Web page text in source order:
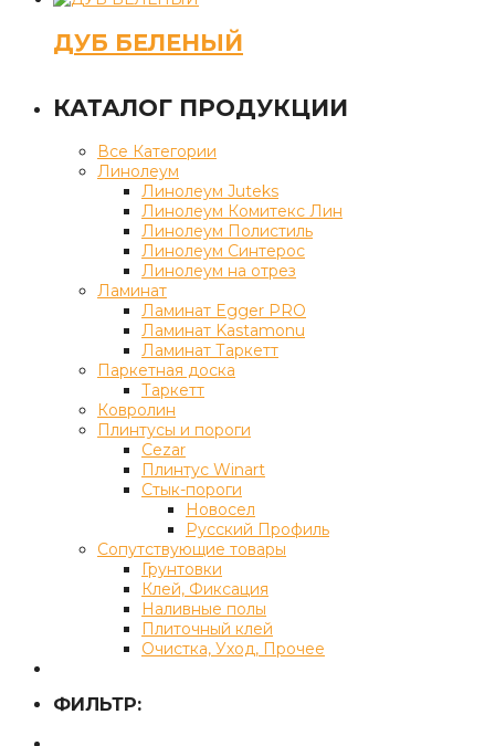
ДУБ БЕЛЕНЫЙ
КАТАЛОГ ПРОДУКЦИИ
Все Категории
Линолеум
Линолеум Juteks
Линолеум Комитекс Лин
Линолеум Полистиль
Линолеум Синтерос
Линолеум на отрез
Ламинат
Ламинат Egger PRO
Ламинат Kastamonu
Ламинат Таркетт
Паркетная доска
Таркетт
Ковролин
Плинтусы и пороги
Cezar
Плинтус Winart
Стык-пороги
Новосел
Русский Профиль
Сопутствующие товары
Грунтовки
Клей, Фиксация
Наливные полы
Плиточный клей
Очистка, Уход, Прочее
ФИЛЬТР: